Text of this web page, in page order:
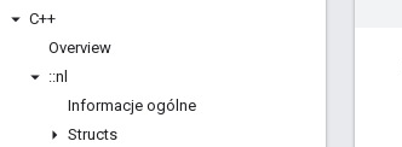
C++
Overview
::nl
Informacje ogólne
Structs